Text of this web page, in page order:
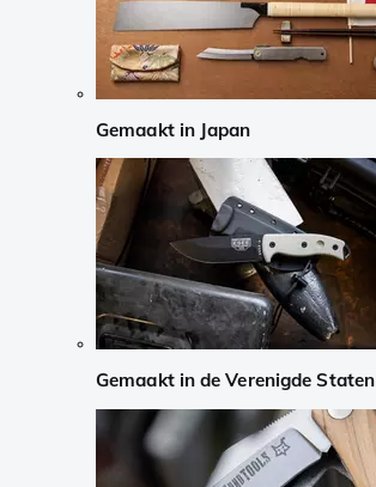
Gemaakt in Japan
Gemaakt in de Verenigde Staten